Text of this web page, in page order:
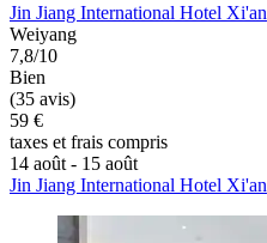
Jin Jiang International Hotel Xi'an
Weiyang
7,8/10
Bien
(35 avis)
59 €
taxes et frais compris
14 août - 15 août
Jin Jiang International Hotel Xi'an